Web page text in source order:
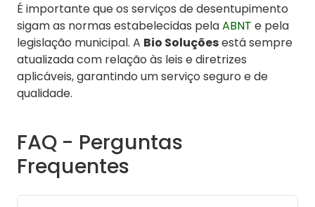
É importante que os serviços de desentupimento
sigam as normas estabelecidas pelaABNT e pela
legislação municipal. A Bio Soluçõesestá sempre
atualizada com relação às leis e diretrizes
aplicáveis, garantindo um serviço seguro e de
qualidade.
FAQ - Perguntas
Frequentes